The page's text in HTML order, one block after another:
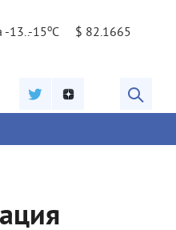
-13..-15oC
$ 82.1665